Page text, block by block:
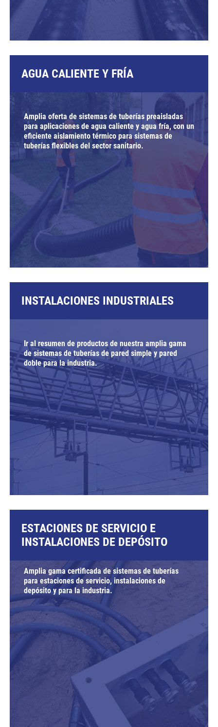
AGUA CALIENTE Y FRÍA
Amplia oferta de sistemas de tuberías preaisladas
para aplicaciones de agua caliente y agua fría, con un
eficiente aislamiento térmico para sistemas de
tuberías flexibles del sector sanitario.
INSTALACIONES INDUSTRIALES
Ir al resumen de productos de nuestra amplia gama
de sistemas de tuberías de pared simple y pared
doble para la industria.
ESTACIONES DE SERVICIO E
INSTALACIONES DE DEPÓSITO
Amplia gama certificada de sistemas de tuberías
para estaciones de servicio, instalaciones de
depósito y para la industria.